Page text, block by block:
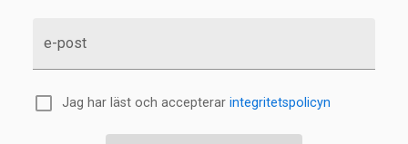
e-post
Jag har läst och accepterar integritetspolicyn